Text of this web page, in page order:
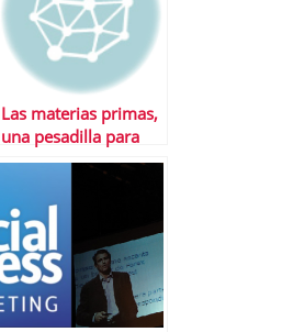
Las materias primas,
una pesadilla para
Inditex